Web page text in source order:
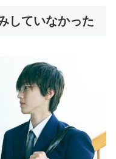
していなかった